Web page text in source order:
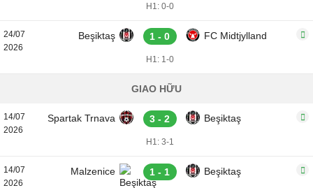
H1: 0-0
24/07
2026
Beşiktaş 1 - 0 FC Midtjylland
H1: 1-0
GIAO HỮU
14/07
2026
Spartak Trnava 3 - 2 Beşiktaş
H1: 3-1
14/07
2026
Malzenice 1 - 1 Beşiktaş